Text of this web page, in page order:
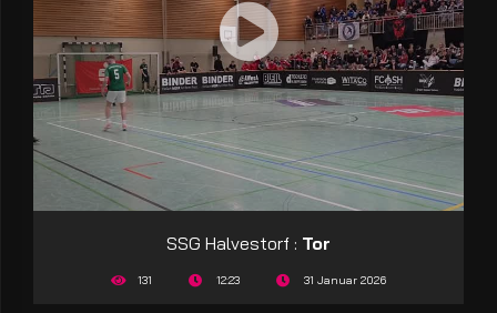
SSG Halvestorf : Tor
131 12:23 31 Januar 2026